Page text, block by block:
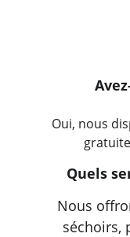
Oui, nous
Quels
Nous
séchoirs,